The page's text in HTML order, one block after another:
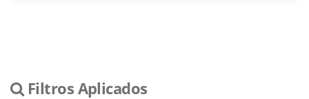
Filtros Aplicados